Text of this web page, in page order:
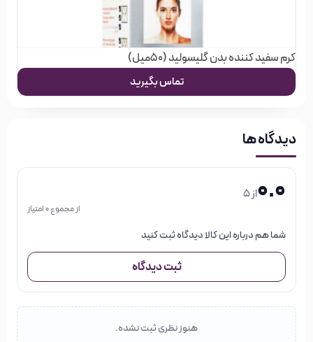
خرید از فروشگاه اینترنتی خیابان منوچهری
خیابان منوچهری یک فروشگاه اینترنتی مختص لوازم آرایشی،
بهداشتی و محصولات سلامت مو است; که هدف خود را ارائه
بهترین اطلاعات و خدمات به شما عزیزان در زمینه خرید
محصول را انتخاب می‌کنید; با جست و جوی محصولات مورد نظر
خود، خواندن اطلاعات و مشخصات فنی آن‌ها و مقایسه با کالاهای
مشابه، می‌توانید تجربه یک خرید عالی و به صرفه را در
اینترنتی خیابان منوچهری
در فروشگاه خیابان منوچهری گروه‌های مختلفی از محصولات
آرایشی، بهداشتی و مو وجود دارد; که شما می‌توانید با جستجو در
هر کدام از گروه‌ها، نتوع بسیاری از اجناس را مشاهده کنید; و
بصورت آنلاین سفارش دهید و در نهایت از خرید خود مطمئن
باشید.
کرم سفید کننده بدن گلیسولید (50میل)
تماس بگیرید
دیدگاه ها
0.0از 5
از مجموع 0 امتیاز
شما هم درباره این کالا دیدگاه ثبت کنید
ثبت دیدگاه
هنوز نظری ثبت نشده.